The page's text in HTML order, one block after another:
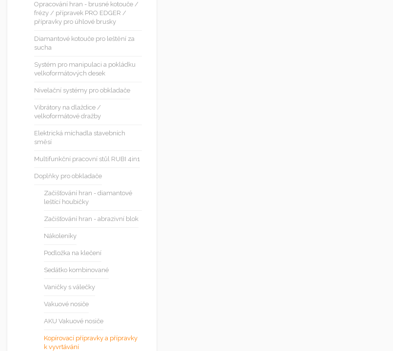
Opracování hran - brusné kotouče /
frézy / přípravek PRO EDGER /
přípravky pro úhlové brusky
Diamantové kotouče pro leštění za
sucha
Systém pro manipulaci a pokládku
velkoformátových desek
Nivelační systémy pro obkladače
Vibrátory na dlaždice /
velkoformátové dražby
Elektrická míchadla stavebních
směsí
Multifunkční pracovní stůl RUBI 4in1
Doplňky pro obkladače
Začišťování hran - diamantové
leštící houbičky
Začišťování hran - abrazivní blok
Nákoleníky
Podložka na klečení
Sedátko kombinované
Vaničky s válečky
Vakuové nosiče
AKU Vakuové nosiče
Kopírovací přípravky a přípravky
k vyvrtávání